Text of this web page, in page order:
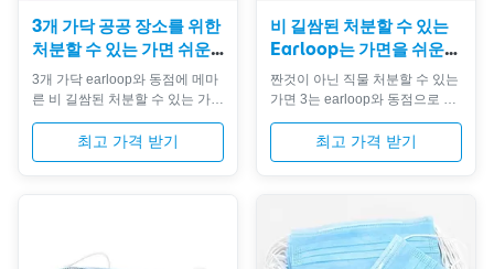
3개 가닥 공공 장소를 위한
처분할 수 있는 가면 쉬운
착용 얼굴 보호
3개 가닥 earloop와 동점에 메마
른 비 길쌈된 처분할 수 있는 가면
비 특징 비 길쌈된 가면은
spunbonded 비 길쌈된 직물 및
meltblown 비 길쌈된 직물로 만
굴을 아주 잘 적합하 높은 보호를
최고 가격 받기
비 길쌈된 처분할 수 있는
Earloop는 가면을 쉬운
조정가능한 고무줄을 가진
3개 가닥
짠것이 아닌 직물 처분할 수 있는
가면 3는 earloop와 동점으로 층
을 이룹니다 특징 비 길쌈된 가면
은 spunbonded 비 길쌈된 직물
및 meltblown 비 길쌈된 직물로
력 있는 귀 반복은 착용할 때 불편
을 피할 것입니다 코 막대기를 얼
굴을 아주 잘 적합하 높은 보호를
최고 가격 받기